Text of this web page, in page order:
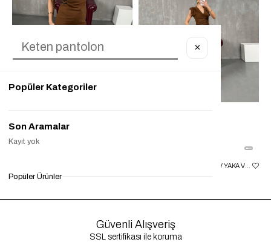
₺450,00
₺1.500,00
Güvenli Alışveriş
SSL sertifikası ile koruma
✕
Popüler Kategoriler
Son Aramalar
Kayıt yok
Popüler Ürünler